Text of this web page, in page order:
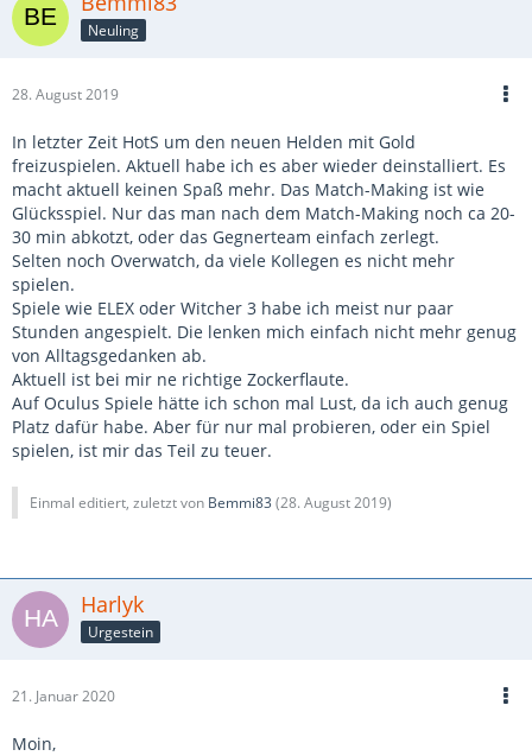
Neuling
28. August 2019
In letzter Zeit HotS um den neuen Helden mit Gold
freizuspielen. Aktuell habe ich es aber wieder deinstalliert. Es
macht aktuell keinen Spaß mehr. Das Match-Making ist wie
Glücksspiel. Nur das man nach dem Match-Making noch ca 20-
30 min abkotzt, oder das Gegnerteam einfach zerlegt.
Selten noch Overwatch, da viele Kollegen es nicht mehr
spielen.
Spiele wie ELEX oder Witcher 3 habe ich meist nur paar
Stunden angespielt. Die lenken mich einfach nicht mehr genug
von Alltagsgedanken ab.
Aktuell ist bei mir ne richtige Zockerflaute.
Auf Oculus Spiele hätte ich schon mal Lust, da ich auch genug
Platz dafür habe. Aber für nur mal probieren, oder ein Spiel
spielen, ist mir das Teil zu teuer.
Einmal editiert, zuletzt von Bemmi83 (28. August 2019)
Harlyk
Urgestein
21. Januar 2020
Moin,